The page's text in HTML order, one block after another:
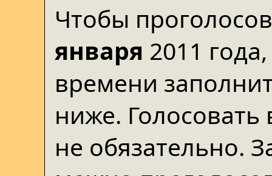
Чтобы
января 2011
времени
ниже.
не обязательно.